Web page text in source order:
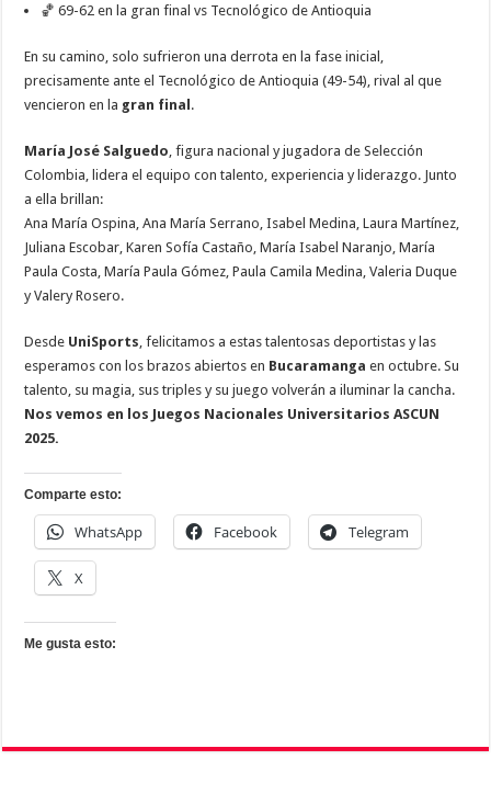
🏀 69-62 en la gran final vs Tecnológico de Antioquia
En su camino, solo sufrieron una derrota en la fase inicial,
precisamente ante el Tecnológico de Antioquia (49-54), rival al que
vencieron en la gran final .
María José Salguedo , figura nacional y jugadora de Selección
Colombia, lidera el equipo con talento, experiencia y liderazgo. Junto
a ella brillan:
Ana María Ospina, Ana María Serrano, Isabel Medina, Laura Martínez,
Juliana Escobar, Karen Sofía Castaño, María Isabel Naranjo, María
Paula Costa, María Paula Gómez, Paula Camila Medina, Valeria Duque
y Valery Rosero.
Desde UniSports , felicitamos a estas talentosas deportistas y las
esperamos con los brazos abiertos en Bucaramanga en octubre. Su
talento, su magia, sus triples y su juego volverán a iluminar la cancha.
Nos vemos en los Juegos Nacionales Universitarios ASCUN
2025.
Comparte esto:
WhatsApp Facebook Telegram
X
Me gusta esto: